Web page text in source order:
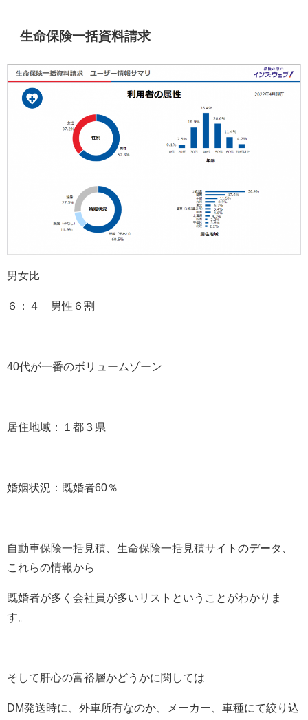
生命保険一括資料請求
男女比
６：４ 男性６割
40代が一番のボリュームゾーン
居住地域：１都３県
婚姻状況：既婚者60％
自動車保険一括見積、生命保険一括見積サイトのデータ、
これらの情報から
既婚者が多く会社員が多いリストということがわかりま
す。
そして肝心の富裕層かどうかに関しては
DM発送時に、外車所有なのか、メーカー、車種にて絞り込